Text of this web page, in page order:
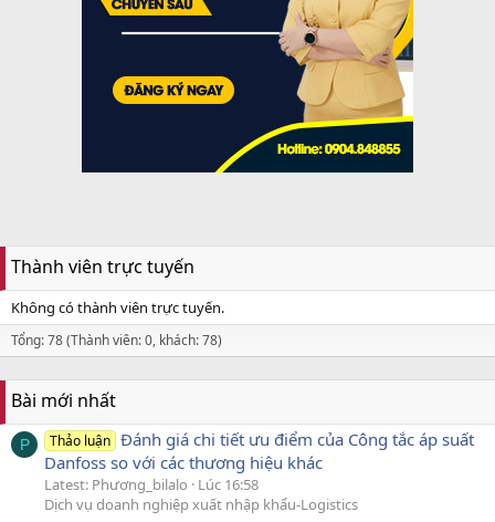
Thành viên trực tuyến
Không có thành viên trực tuyến.
Tổng: 78 (Thành viên: 0, khách: 78)
Bài mới nhất
P Thảo luận Đánh giá chi tiết ưu điểm của Công tắc áp suất
Danfoss so với các thương hiệu khác
Latest: Phương_bilalo
Lúc 16:58
Dịch vụ doanh nghiệp xuất nhập khẩu-Logistics